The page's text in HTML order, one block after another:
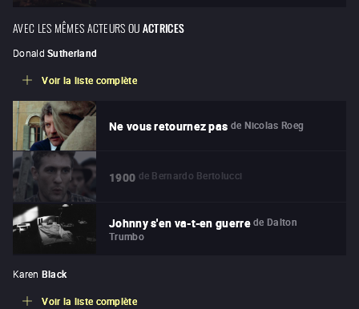
AVEC LES MÊMES ACTEURS OUACTRICES
Donald Sutherland
Voir la liste complète
Ne vous retournez pas de Nicolas Roeg
1900 de Bernardo Bertolucci
Johnny s'en va-t-en guerre de Dalton
Trumbo
Karen Black
Voir la liste complète